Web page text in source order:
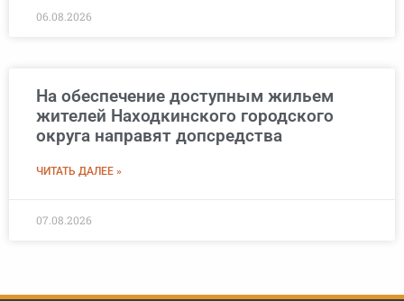
06.08.2026
На обеспечение доступным жильем
жителей Находкинского городского
округа направят допсредства
ЧИТАТЬ ДАЛЕЕ »
07.08.2026